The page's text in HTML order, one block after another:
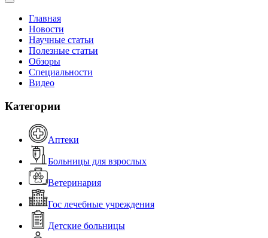
Главная
Новости
Научные статьи
Полезные статьи
Обзоры
Специальности
Видео
Категории
Аптеки
Больницы для взрослых
Ветеринария
Гос лечебные учреждения
Детские больницы